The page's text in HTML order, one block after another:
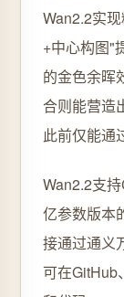
Wan2.2实
+中心构图"
的金色余晖
合则能营造
此前仅能通
Wan2.2支
亿参数版本
接通过通义
可在GitHub